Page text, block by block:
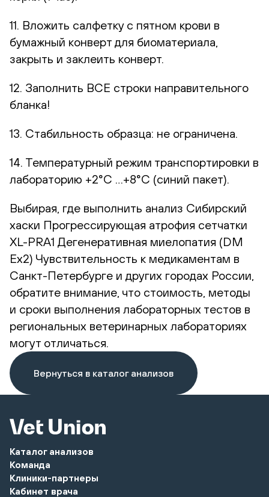
11. Вложить салфетку с пятном крови в
бумажный конверт для биоматериала,
закрыть и заклеить конверт.
12. Заполнить ВСЕ строки направительного
бланка!
13. Стабильность образца: не ограничена.
14. Температурный режим транспортировки в
лабораторию +2°С …+8°С (синий пакет).
Выбирая, где выполнить анализ Сибирский
хаски Прогрессирующая атрофия сетчатки
XL-PRA1 Дегенеративная миелопатия (DM
Ex2) Чувствительность к медикаментам в
Санкт-Петербурге и других городах России,
обратите внимание, что стоимость, методы
и сроки выполнения лабораторных тестов в
региональных ветеринарных лабораториях
могут отличаться.
Вернуться в каталог анализов
Каталог анализов
Команда
Клиники-партнеры
Кабинет врача